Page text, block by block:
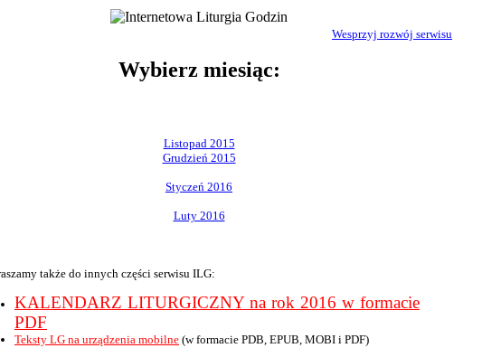
Wesprzyj rozwój serwisu
Wybierz miesiąc:
Listopad 2015
Grudzień 2015
Styczeń 2016
Luty 2016
także do innych części serwisu ILG:
KALENDARZ LITURGICZNY na rok 2016 w formacie
PDF
Teksty LG na urządzenia mobilne (w formacie PDB, EPUB, MOBI i PDF)